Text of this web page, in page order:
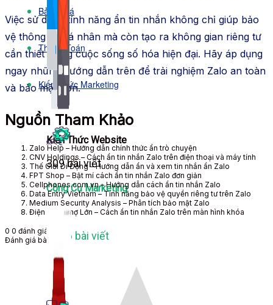
Kiến Thức Website
309 bài viết
Bảng Giá
Thanh Toán
Kiến Thức Marketing
Công Cụ Marketing
1,066 bài viết
Việc sử dụng tính năng ẩn tin nhắn không chỉ giúp bảo
vệ thông tin cá nhân mà còn tạo ra không gian riêng tư
cần thiết trong cuộc sống số hóa hiện đại. Hãy áp dụng
ngay những hướng dẫn trên để trải nghiệm Zalo an toàn
và bảo mật hơn.
Nguồn Tham Khảo
Zalo Help – Hướng dẫn chính thức ẩn trò chuyện
CNV Holdings – Cách ẩn tin nhắn Zalo trên điện thoại và máy tính
Thế Giới Di Động – Hướng dẫn ẩn và xem tin nhắn ẩn Zalo
FPT Shop – Bật mí cách ẩn tin nhắn Zalo đơn giản
Cellphones.com.vn – Hướng dẫn cách ẩn tin nhắn Zalo
Data Entry Vietnam – Tính năng bảo vệ quyền riêng tư trên Zalo
Medium Security Analysis – Phân tích bảo mật Zalo
Điện Máy Chợ Lớn – Cách ẩn tin nhắn Zalo trên màn hình khóa
0 0 đánh giá
Đánh giá bài viết